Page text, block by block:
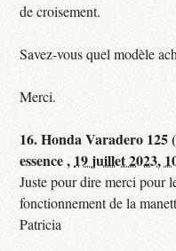
de croisement.
Savez-vous quel modèle
Merci.
16.Honda Varadero 125
essence , 19 juillet 2023,
Juste pour dire merci pour
fonctionnement de la
Patricia